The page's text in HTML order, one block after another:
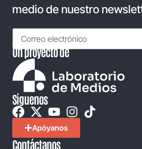
medio de nuestro
Un proyecto de
Síguenos
Apóyanos
Contáctanos